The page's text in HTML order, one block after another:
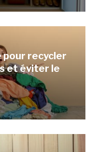
pour recycler
et éviter le